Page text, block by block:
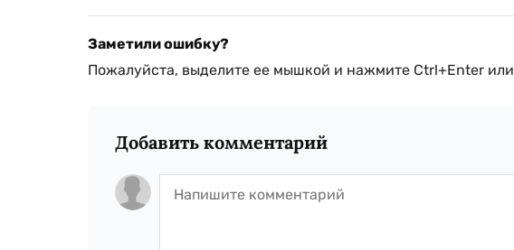
Заметили ошибку?
Пожалуйста, выделите ее мышкой и нажмите Ctrl+Enter или
Добавить комментарий